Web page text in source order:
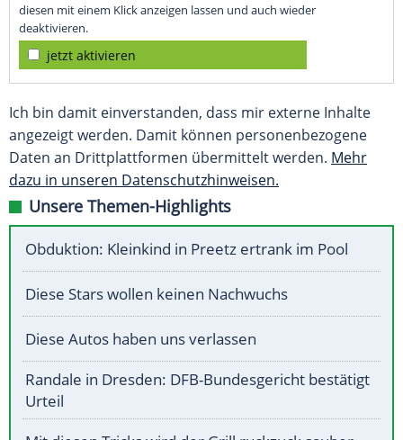
diesen mit einem Klick anzeigen lassen und auch wieder
deaktivieren.
jetzt aktivieren
Ich bin damit einverstanden, dass mir externe Inhalte
angezeigt werden. Damit können personenbezogene
Daten an Drittplattformen übermittelt werden. Mehr
dazu in unseren Datenschutzhinweisen.
Unsere Themen-Highlights
Obduktion: Kleinkind in Preetz ertrank im Pool
Diese Stars wollen keinen Nachwuchs
Diese Autos haben uns verlassen
Randale in Dresden: DFB-Bundesgericht bestätigt
Urteil